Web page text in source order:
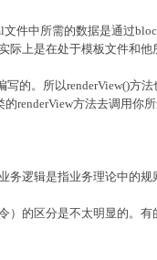
件中所需的数据是通过
际上是在处于模板文件和
写的。所以renderView()
的renderView方法去调用你
务逻辑是指业务理论中的规
）的区分是不太明显的。